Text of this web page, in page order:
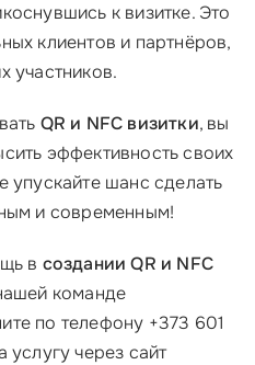
к визитке. Это
клиентов и партнёров,
участников.
QR и NFC визитки, вы
эффективность своих
упускайте шанс сделать
и современным!
в создании QR и NFC
команде
по телефону +373 601
через сайт